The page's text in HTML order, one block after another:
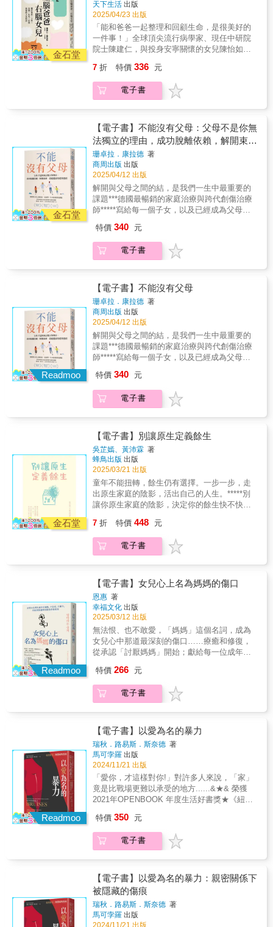
作。 更分享喪母筆記給處於孤獨的你：  悲傷
從來不會按照劇本走，而是會在你最沒防備的
時候突襲你。這很正常，有些日子就是爛透
了。  根據統計，多數喪母成員會罹患程度不
一的「母親節過敏症」，主要症狀是看到別人
媽媽還在就覺得刺眼，每年五月是大規模流行
到崩潰時，請對著空氣說：「媽，妳當年是不
是也想揍我？」她一定會笑著說：「當然，你
活該。」如果你真的累到不行，請尋求幫助，
沒有人規定你要當超人。  這不是告別，而是
一種全新的陪伴方式。媽媽不會再像從前一樣
出現在你面前，但她的愛已經變成你的一部
分，繼續留在你的生命裡，成為你的力量。
【各界熱烈推薦】 大師兄｜接體員、作家 石舫
亘｜一起網路科技創辦人 主動脈醫師｜麻醉醫
師靈魂所在的地方 宅女小紅｜媳婦燈塔 羊咩老
師｜新北市南山中學國文科教師 朱為民｜臺中
君｜柳營奇美醫院血液腫瘤科臨床心理師、心
之整理對話學院創辦人 柚子甜｜心靈作家 荔枝
小姐｜親子KOL、專欄作家 烏恩慈（烏烏醫
師）｜婦產科醫師 劉雲英｜作家 潔媽｜作家
好人生 （依姓名筆畫排序） 【感動推薦】
「親人的離開是一生的潮濕，我們依舊笑，依
舊過日子，然後在某個措不及防的瞬間又被思
念偷襲&mdash;&mdash;這本書，就是這樣一
本笑中帶淚，在晴天返潮的真情書。」
&mdash;&mdash;羊咩老師｜新北市南山中學
國文科教師 「在臨床工作中，我總是從心理學
的角度，進入喪親者的故事中，但Echo卻是在
喪母之後點點滴滴的生命經驗中，將發自內心
在傷痛中的療癒歷程。 相信所有經歷喪親之
痛的人，都能在這本書中找到依靠，發現失去
至親的痛，原來並不孤單、並非獨自承受；所
共鳴，相互為伴。」&mdash;&mdash;林維君
｜柳營奇美醫院血液腫瘤科臨床心理師、心之
整理對話學院創辦人 「這是一本帶著哭點、讀
來詼諧又細膩的書。作者用幽默坦率的筆調，
寫下從失去母親到自己也成為媽媽的心路歷
程。讀著讀著，可能會鼻酸，也可能會心一
笑。 作者從一開始的巨大悲傷，到自己也成為
有關當媽的心情。雖然媽媽已經不在，卻找到
媽媽所傳承的力量，明白了:『這不是告別，而
是一種全新的陪伴方式。媽媽或許不會再像從
量。』」&mdash;&mdash;潔媽｜作家 「讀的
時候很心疼，又帶點幽默的笑。療傷的路很孤
獨，而謝謝游太太願意寫出來，讓自己和同樣
孤獨的人被光灑亮。沉重只要被看見，就會輕
了一點。我們讀了文字，心中的傷口也會被溫
柔上藥。」&mdash;&mdash;柚子甜｜心靈作
家 「我一開始以為這本書會是母女間的智慧警
語回憶錄，或要準備很多面紙才能讀完的悲傷
平復工具書，但都不是。作者筆觸平易近人、
可以綿延、可以複製、可以再造及不斷創新，
在她與家人的世界裡。」&mdash;&mdash;石
舫亘｜一起網路科技創辦人 「基隆游太太不像
傷至極，也不忘自我調侃，本想與她同聲一
悲，不料又讓我把淚逼回眼眶裡，笑了，笑到
飆淚。」&mdash;&mdash;劉雲英｜作家 「在
育兒的時間縫隙中，發了瘋似追完這本書。同
為女兒、母親，游太太的文字讓我哭了又笑，
笑了又哭。可惡，實在太多讓人產生共感的地
方了，可以這樣玩弄讀者的淚腺嗎？ 面對生命
傷口打開來看個仔細，再佐以真切的文字紀錄
下這一切。感謝她過人的勇氣，才有這本精彩
的作品誕生。我想，在打下那些動人文字的瞬
夫，可是她每次描述游先生還是充滿粉紅泡泡
啊！）」&mdash;&mdash;荔枝小姐｜親子
成游太太、游媽媽，我跟這位小姐相識已經將
近十年，然後在這幾年因為她生了龍哥，我也
位溫暖的長者，給予讓人感到安心的回應，引
領我們找到適合自己的方向。怡如相信，她跟
爸爸的對話能為世界帶來更多安定力量，而也
是她渴望讓人們認識的父親的模樣。你有多久
沒和爸媽好好聊聊了呢？【誠摯推薦】李遠哲
導演、作家吳若權 作家、廣播主持、企業顧問
林信男 台大醫學院教授、精神科權威周慕姿 諮
商心理師洪山川 天主教台北總教區總主教洪愛
前總統廖俊智 中央研究院院長（依姓氏筆畫排
序）
痛，而是在痛苦之中，仍然掙扎著希望爭取爸
爸媽媽的愛。離家後，她才知道，被愛、被尊
重，像個人一樣活著是什麼感覺。他們總是
說：「你爸媽把你養育得很好啊！」「你應該
要往前看，把不愉快的事放下。」「你應該要
感恩，還有很多人比你慘。」 「他們畢竟還是
你會後悔的。」「父母盡力了，他們童年也很
糟。」──看見「天下無不是的父母」背後難解
的傷口──我們不能改變父母，不能改寫童年，
予他們曾經渴望的那種愛。仍然有機會改變自
己，走出創傷，斬斷代際傷痛。真正療癒不是
等別人道歉，而是要自己覺醒。即使沒有幸福
的童年、沒有溫暖的家，還是可以靠自己的力
量掙脫枷鎖，找到屬於自己的幸福。這條斬斷
代際傷的路，走了二十年，她從療癒自己、建
立自己的家庭，試圖與父母和解，到認清失敗
與決定放手。最大的困難並不是擺脫控制與虐
變成母親之後，更需要被療癒的自我──如果你
也曾深受這樣的代際創傷，請時時記得：受到
傷害不是你的錯，就算你不完美，也值得被愛
與被尊重。如果有一天，你也為人父母，請記
住，作為父母親，我們有力量讓傷害到我為
止。
金石堂
天下生活 出版
2025/04/23 出版
「能和爸爸一起整理和回顧生命，是很美好的
一件事！」全球頂尖流行病學家、現任中研院
院士陳建仁，與投身安寧關懷的女兒陳怡如，
命思考。怡如讀大學時，每個週末爸爸開車載
她回宿舍的路上，父女倆總是天南地北的聊天
談心，爸爸經常以男性的視角給她一些新眼光
共筆的計畫......這些父女談心的內容，有關於
父親原生家庭傳承的美好價值，有戀愛、結
婚、為人父母的心路歷程分享；有工作與服務
的學習與反思，也有關於信仰、金錢觀與人際
關係的討論；從生命與受苦的意義，到看待死
亡與死後世界，也探討當前的幾個重大議題，
以及關於環境與自然的討論。 選擇伴侶時，
如何確定對方是「對的人」？ 如何看待與調
適世代之間的差異？ 怎麼應對失敗，跟失敗
學習？ 價格與價值如何區分？ 生命的意義
跟大自然的關係是什麼？如何面對環境的變
遷？對話觸及不同面向，雋永深刻，溫暖且睿
智，儘管有理性與感性衝撞，也能看見不同世
這變動不安、未來難以掌握的當下，陳怡如的
提問反映了青壯世代的迷惘，而陳建仁恰如一
位溫暖的長者，給予讓人感到安心的回應，引
領我們找到適合自己的方向。怡如相信，她跟
爸爸的對話能為世界帶來更多安定力量，而也
是她渴望讓人們認識的父親的模樣。你有多久
沒和爸媽好好聊聊了呢？【誠摯推薦】李遠哲
導演、作家吳若權 作家、廣播主持、企業顧問
林信男 台大醫學院教授、精神科權威周慕姿 諮
商心理師洪山川 天主教台北總教區總主教洪愛
珠 作家翁啟惠 中硏院基因體研究中心合聘特聘
前總統廖俊智 中央研究院院長（依姓氏筆畫排
序）
7 折 特價 336 元
電子書
金石堂
【電子書】不能沒有父母：父母不是你無
法獨立的理由，成功脫離依賴，解開束
縛，重建健康的愛與連結
珊卓拉．康拉德 著
商周出版 出版
2025/04/12 出版
解開與父母之間的結，是我們一生中最重要的
課題 ***德國最暢銷的家庭治療與跨代創傷治療
師*** **寫給每一個子女，以及已經成為父母的
4.5星好評．Goodreads 4.5星好評 ◎ 在父母面
前我就像個小孩，常常被各種情緒淹沒。 ◎ 父
母最清楚什麼對我有利。 ◎ 我無法心平氣和地
以閉口不談生活裡的大事。 ◎ 我不再和父母聯
繫，因為他們對不起我。 ◎ 如果父母不在了，
我會失去活下去的勇氣和喜悅。 有這些跡象，
代表你尚未健康地脫離父母獨立。 父母與子女
之間的關係常因為期望過高而產生糾結，導致
彼此內心充滿歉疚與失望。然而，關係的
「結」終需有斷開的時候。斷開不是決裂，而
是從父母的期望與命令的束縛中脫離出來。 脫
離的方法在於有意識地做到—— ◎ 減少對父母
待。 ◎ 學會關注自身需求，承擔責任，獨立生
活。 本書透過不同案例解析家庭關係裡的困
境，幫助讀者解開心中的糾結。療癒跨代創
的人際關係也會因此受惠。 脫離父母的獨立之
路雖然不容易，卻是我們的畢生課題，也是邁
向自由自主的唯一途徑。唯有積極面對，才能
與父母建立健全的關係，重新掌握自己的人
生。
特價 340 元
電子書
Readmoo
【電子書】不能沒有父母
珊卓拉．康拉德 著
商周出版 出版
2025/04/12 出版
解開與父母之間的結，是我們一生中最重要的
課題 ***德國最暢銷的家庭治療與跨代創傷治療
師*** **寫給每一個子女，以及已經成為父母的
4.5星好評．Goodreads 4.5星好評 ◎ 在父母面
前我就像個小孩，常常被各種情緒淹沒。 ◎ 父
母最清楚什麼對我有利。 ◎ 我無法心平氣和地
以閉口不談生活裡的大事。 ◎ 我不再和父母聯
繫，因為他們對不起我。 ◎ 如果父母不在了，
我會失去活下去的勇氣和喜悅。 有這些跡象，
代表你尚未健康地脫離父母獨立。 父母與子女
之間的關係常因為期望過高而產生糾結，導致
彼此內心充滿歉疚與失望。然而，關係的
「結」終需有斷開的時候。斷開不是決裂，而
是從父母的期望與命令的束縛中脫離出來。 脫
離的方法在於有意識地做到—— ◎ 減少對父母
待。 ◎ 學會關注自身需求，承擔責任，獨立生
活。 本書透過不同案例解析家庭關係裡的困
境，幫助讀者解開心中的糾結。療癒跨代創
的人際關係也會因此受惠。 脫離父母的獨立之
路雖然不容易，卻是我們的畢生課題，也是邁
向自由自主的唯一途徑。唯有積極面對，才能
與父母建立健全的關係，重新掌握自己的人
生。
特價 340 元
電子書
金石堂
【電子書】別讓原生定義餘生
吳芷嫣、黃沛霖 著
蜂鳥出版 出版
2025/03/21 出版
童年不能扭轉，餘生仍有選擇。一步一步，走
出原生家庭的陰影，活出自己的人生。*****別
讓你原生家庭的陰影，決定你的餘生快不快
的傷，潛移默化地影響了我們的性格、思想與
行為，甚至一而再地遇上類似事件，例如情路
坎坷、總是自卑和不安、有著無盡的焦慮等
情緒、學習管理情緒的表達方式、留意自己想
法傾向，讓我們一步一步找到傷痕的癥結，即
使未能一下子復原，我們也可以走在療傷的路
上，漸漸地掌控人生。本書結合大量原生家庭
有關的案例，配以自我覺察的指南和工具，讓
你踏出療傷的第一步。如何走以後的路，你有
權選擇，不讓原生定義餘生。本書特色．本書
作者前作《其實你不必強迫自己喜歡父母》反
應良好，得到讀者正面的回饋，本書再以原生
內容更扎實。．本書結合大量案例，令作者更
有共鳴。．本書加以自助的工具，令讀者可以
嘗試找出問題及處理，實用性並重。
7 折 特價 448 元
電子書
Readmoo
【電子書】女兒心上名為媽媽的傷口
恩惠 著
幸福文化 出版
2025/03/12 出版
無法恨、也不敢愛，「媽媽」這個名詞，成為
女兒心中那道最深刻的傷口……療癒和修復，
從承認「討厭媽媽」開始；獻給每一位成年的
過5,000位諮商者找回自我和人生★知名家庭關
係諮商師盧恩惠，專為無法恨媽媽、乾脆恨自
己的女兒們所寫的母女關係解方；不是刻意淡
的課題分離練習。 想讓媽媽愛我，真的這麼難
嗎？背負成為「好女兒」的枷鎖，「可不可
以，愛我這個人就好？」‧女兒覺得自己必須要
滿足所有媽媽的要求，一旦做不到就非常焦慮
並自責。‧在媽媽眼中，只要沒照著自己的話去
做，女兒就是做不好、做不夠。‧把家庭和樂的
責任扛在肩膀上，若只有自己過得好，就感到
愧疚的女兒。‧理解媽媽自己背負的傷，對於還
無法完全放下、還不能原諒的自己感到沮喪。
◆【看清】我想要的愛和支持，媽媽不會給。
【面對】在心上的傷口，是真實的。【感受】
對媽媽產生討厭和怨恨。【看見】媽媽對我的
傷害，以及她的媽媽對她造成的傷害。〉〉〉
最後，才能原諒自己、原諒媽媽。◆///終結創
傷遺傳、保護自我情緒和內在的回應///◆‧把指
責和批評，轉化為優點：「整天只會計較這些
小事要幹嘛？」>>『那不是計較小事，是謹
特價 266 元
電子書
Readmoo
【電子書】以愛為名的暴力
瑞秋．路易斯．斯奈德 著
馬可孛羅 出版
2024/11/21 出版
「愛你，才這樣對你!」對許多人來說，「家」
竟是比戰場更難以承受的地方......&★& 榮獲
2021年OPENBOOK 年度生活好書獎★《紐約
倫伯恩斯坦卓越新聞圖書獎、安東尼．盧卡斯
獎助計畫進步作品獎★全球最大網路書店、多
家媒體與網站一致評選2019最佳年度書籍：亞
人》、美國最佳書評網BookPage、Book Riot
網站★《正午惡魔》與《背離親緣》作者安德
魯．索羅門強力推薦！&對遭受親密關係暴力的
人來說，所展現的一切行為，無關離去或留
下，都僅僅是為了讓自己活下來&hellip;&hellip;
特價 350 元
電子書
【電子書】以愛為名的暴力：親密關係下
被隱藏的傷痕
瑞秋．路易斯．斯奈德 著
馬可孛羅 出版
2024/11/21 出版